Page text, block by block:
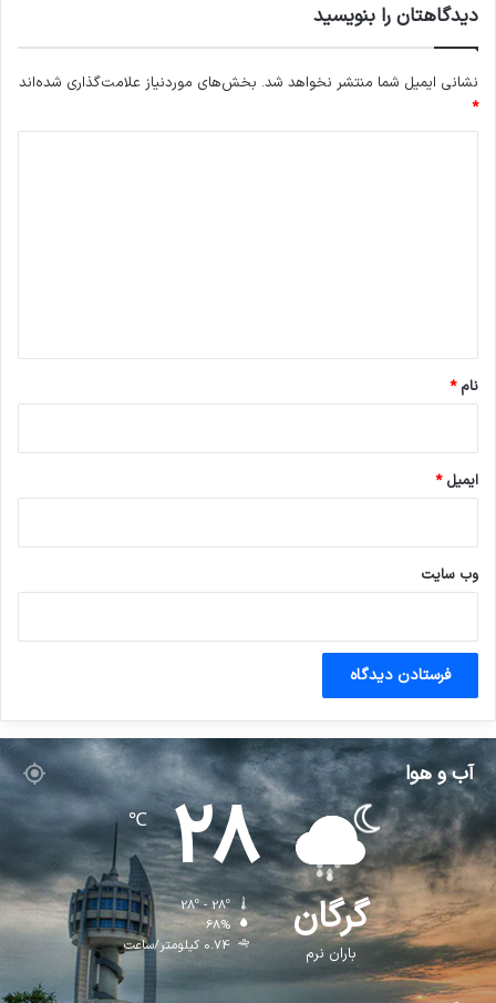
دیدگاهتان را بنویسید
نشانی ایمیل شما منتشر نخواهد شد. بخش‌های موردنیاز علامت‌گذاری شده‌اند
*
نام*
ایمیل*
وب‌ سایت
آب و هوا
گرگان
باران نرم
28
℃
28º - 28º
68%
0.74 کیلومتر/ساعت